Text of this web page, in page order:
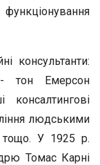
консультанти:
тон Емерсон
людськими
тощо. У 1925 р.
Томас Карні